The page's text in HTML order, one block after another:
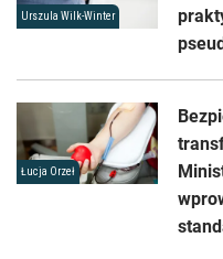
Urszula Wilk-Winter
Łucja Orzeł